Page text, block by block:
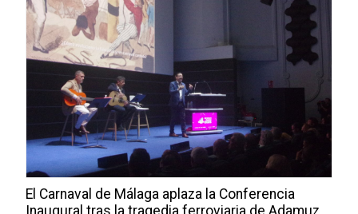
El Carnaval de Málaga aplaza la Conferencia
Inaugural tras la tragedia ferroviaria de Adamuz